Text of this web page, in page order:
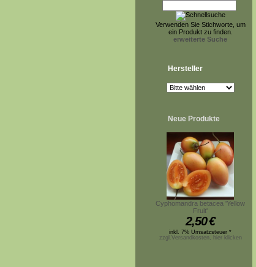
Verwenden Sie Stichworte, um
ein Produkt zu finden.
erweiterte Suche
Hersteller
Neue Produkte
Cyphomandra betacea 'Yellow
Fruit'
2,50€
inkl. 7% Umsatzsteuer *
zzgl.Versandkosten, hier klicken